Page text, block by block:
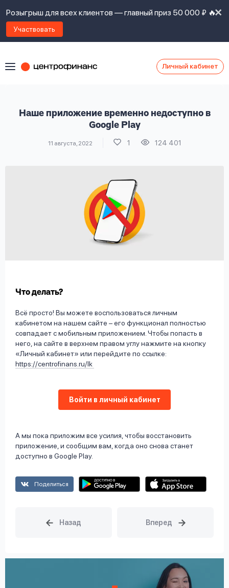
Розыгрыш для всех клиентов — главный приз 50 000 ₽ 🔥
Участвовать
Личный кабинет
Наше приложение временно недоступно в
Google Play
11 августа, 2022 1 124 401
Что делать?
Всё просто! Вы можете воспользоваться личным
кабинетом на нашем сайте – его функционал полностью
совпадает с мобильным приложением. Чтобы попасть в
него, на сайте в верхнем правом углу нажмите на кнопку
«Личный кабинет» или перейдите по ссылке:
https://centrofinans.ru/lk
Войти в личный кабинет
А мы пока приложим все усилия, чтобы восстановить
приложение, и сообщим вам, когда оно снова станет
доступно в Google Play.
Поделиться
Оформить заявку
Войти под другим номером
Ответы
на
вопросы
ознакомлен
предоставления